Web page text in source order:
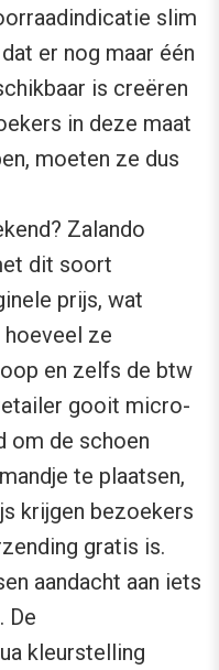
slim
er nog maar één
is creëren
in deze maat
moeten ze dus
Zalando
dit soort
prijs, wat
hoeveel ze
en zelfs de btw
gooit micro-
om de schoen
te plaatsen,
krijgen bezoekers
gratis is.
aandacht aan iets
De
kleurstelling